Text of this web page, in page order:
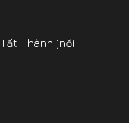
Thành (nối